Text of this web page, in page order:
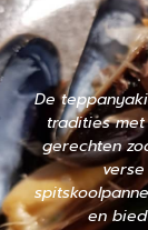
De
tradities
gerechten
en